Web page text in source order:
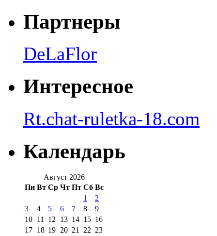
Партнеры
DeLaFlor
Интересное
Rt.chat-ruletka-18.com
Календарь
Август 2026
Пн Вт Ср Чт Пт Сб Вс
1
2
3
4 5 6 7 8
9
10 11 12 13 14 15 16
17 18 19 20 21 22 23